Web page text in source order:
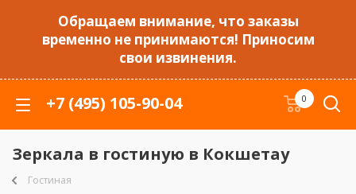
Обращаем внимание, что заказы
временно не принимаются! Приносим
свои извинения.
+7 (495) 105-90-04 0
Зеркала в гостиную в Кокшетау
Гостиная